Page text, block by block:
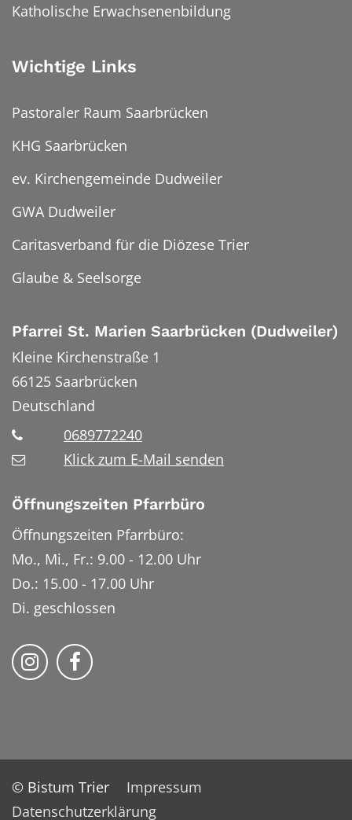
Katholische Erwachsenenbildung
Wichtige Links
Pastoraler Raum Saarbrücken
KHG Saarbrücken
ev. Kirchengemeinde Dudweiler
GWA Dudweiler
Caritasverband für die Diözese Trier
Glaube & Seelsorge
Pfarrei St. Marien Saarbrücken (Dudweiler)
Kleine Kirchenstraße 1
66125 Saarbrücken
Deutschland
0689772240
Klick zum E-Mail senden
Öffnungszeiten Pfarrbüro
Öffnungszeiten Pfarrbüro:
Mo., Mi., Fr.: 9.00 - 12.00 Uhr
Do.: 15.00 - 17.00 Uhr
Di. geschlossen
Bistum Trier auf Instragram
Bistum Trier auf Facebook
© Bistum Trier
Impressum
Datenschutzerklärung